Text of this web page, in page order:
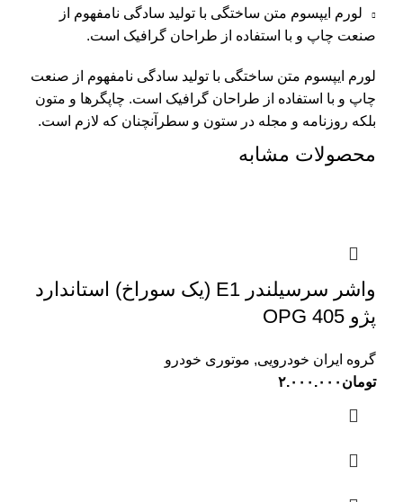
لورم ایپسوم متن ساختگی با تولید سادگی نامفهوم از
صنعت چاپ و با استفاده از طراحان گرافیک است.
لورم ایپسوم متن ساختگی با تولید سادگی نامفهوم از صنعت
چاپ و با استفاده از طراحان گرافیک است. چاپگرها و متون
بلکه روزنامه و مجله در ستون و سطرآنچنان که لازم است.
محصولات مشابه
واشر سرسیلندر E1 (یک سوراخ) استاندارد
پژو 405 OPG
گروه ایران خودرویی, موتوری خودرو
تومان ۲.۰۰۰.۰۰۰